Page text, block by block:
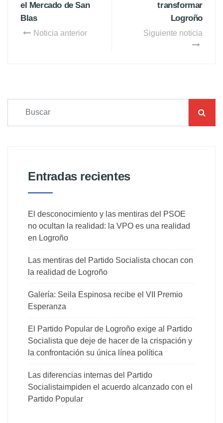
el Mercado de San
Blas
Noticia anterior
transformar
Logroño
Siguiente noticia
Entradas recientes
El desconocimiento y las mentiras del PSOE
no ocultan la realidad: la VPO es una realidad
en Logroño
Las mentiras del Partido Socialista chocan con
la realidad de Logroño
Galería: Seila Espinosa recibe el VII Premio
Esperanza
El Partido Popular de Logroño exige al Partido
Socialista que deje de hacer de la crispación y
la confrontación su única línea política
Las diferencias internas del Partido
Socialistaimpiden el acuerdo alcanzado con el
Partido Popular